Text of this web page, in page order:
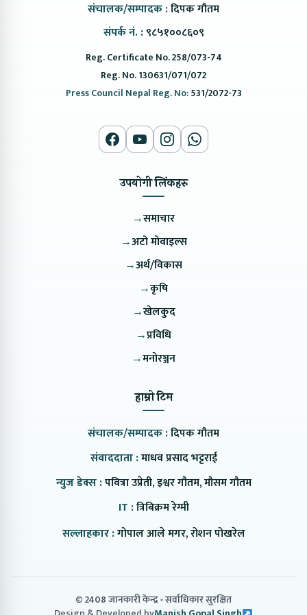
संचालक/सम्पादक :दिपक गौतम
संपर्क नं. : ९८५१००८६०९
Reg. Certificate No. 258/073-74
Reg. No. 130631/071/072
Press Council Nepal Reg. No:531/2072-73
उपयोगी लिंकहरु
→समाचार
→अटो मोवाइल्स
→अर्थ/विकास
→कृषि
→खेलकुद
→प्रविधि
→मनोरञ्जन
हाम्रो टिम
संचालक/सम्पादक :दिपक गौतम
संवाददाता :माधव प्रसाद भट्टराई
न्युज डेक्स :पवित्रा उप्रेती, इश्वर गौतम, मौसम गौतम
IT :त्रिबिक्रम रेग्मी
सल्लाहकार :गोपाल आले मगर, रोशन पोखरेल
© 2408 जानकारी केन्द्र सर्वाधिकार सुरक्षित